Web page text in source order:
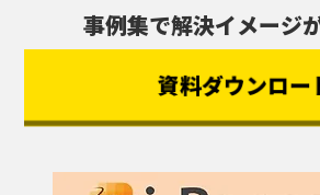
事例集で解決イメージ
資料ダウンロー